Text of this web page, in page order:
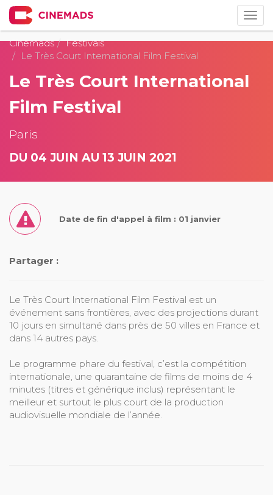
Cinemads
Festivals
Le Très Court International Film Festival
Le Très Court International
Film Festival
Paris
DU 04 JUIN AU 13 JUIN 2021
Date de fin d'appel à film : 01 janvier
Partager :
Le Très Court International Film Festival est un
événement sans frontières, avec des projections durant
10 jours en simultané dans près de 50 villes en France et
dans 14 autres pays.
Le programme phare du festival, c’est la compétition
internationale, une quarantaine de films de moins de 4
minutes (titres et générique inclus) représentant le
meilleur et surtout le plus court de la production
audiovisuelle mondiale de l’année.